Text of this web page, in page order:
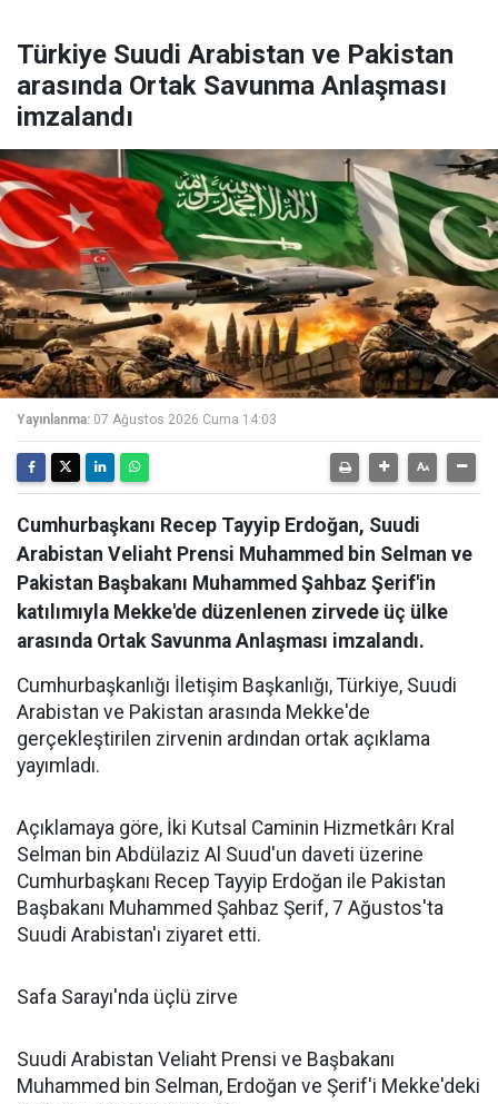
Türkiye Suudi Arabistan ve Pakistan
arasında Ortak Savunma Anlaşması
imzalandı
Yayınlanma: 07 Ağustos 2026 Cuma 14:03
Cumhurbaşkanı Recep Tayyip Erdoğan, Suudi
Arabistan Veliaht Prensi Muhammed bin Selman ve
Pakistan Başbakanı Muhammed Şahbaz Şerif'in
katılımıyla Mekke'de düzenlenen zirvede üç ülke
arasında Ortak Savunma Anlaşması imzalandı.
Cumhurbaşkanlığı İletişim Başkanlığı, Türkiye, Suudi
Arabistan ve Pakistan arasında Mekke'de
gerçekleştirilen zirvenin ardından ortak açıklama
yayımladı.
Açıklamaya göre, İki Kutsal Caminin Hizmetkârı Kral
Selman bin Abdülaziz Al Suud'un daveti üzerine
Cumhurbaşkanı Recep Tayyip Erdoğan ile Pakistan
Başbakanı Muhammed Şahbaz Şerif, 7 Ağustos'ta
Suudi Arabistan'ı ziyaret etti.
Safa Sarayı'nda üçlü zirve
Suudi Arabistan Veliaht Prensi ve Başbakanı
Muhammed bin Selman, Erdoğan ve Şerif'i Mekke'deki